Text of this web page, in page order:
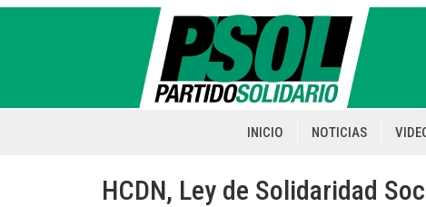
Pasar
navigation
INICIO NOTICIAS
HCDN, Ley de Solidaridad